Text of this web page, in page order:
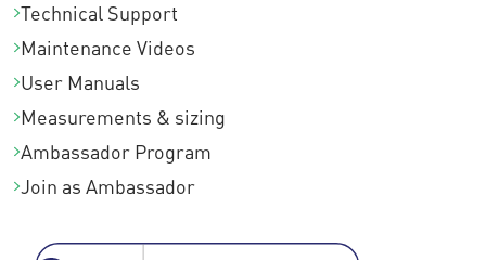
Technical Support
Maintenance Videos
User Manuals
Measurements & sizing
Ambassador Program
Join as Ambassador